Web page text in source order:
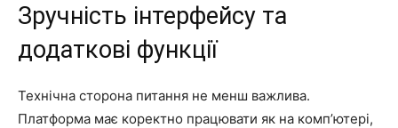
Зручність інтерфейсу та
додаткові функції
Технічна сторона питання не менш важлива.
Платформа має коректно працювати як на комп’ютері,